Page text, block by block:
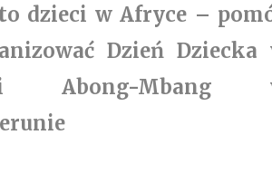
dzieci w Afryce –
Dzień Dziecka
Abong-Mbang